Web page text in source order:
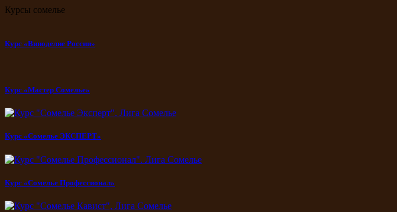
Курсы сомелье
Курс «Виноделие России»
Курс «Мастер Сомелье»
Курс «Сомелье ЭКСПЕРТ»
Курс «Сомелье Профессионал»